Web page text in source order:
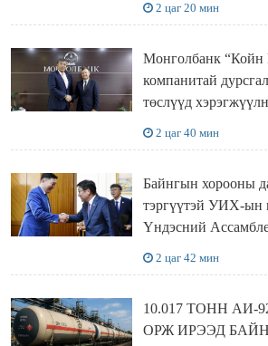
2 цаг 20 мин
Монголбанк “Койн
компанитай
төслүүд
2 цаг 40 мин
Байнгын хорооны
тэргүүтэй УИХ-
Үндэсний
2 цаг 42 мин
10.017 ТОНН АИ-
ОРЖ ИРЭЭД